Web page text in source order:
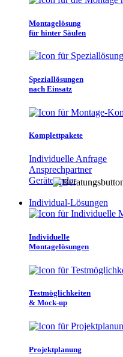
Montagelösung
für hinter Säulen
Speziallösungen
nach Einsatz
Komplettpakete
Individuelle Anfrage
Ansprechpartner
Gerätefinder
Individual-Lösungen
Individuelle
Montagelösungen
Testmöglichkeiten
& Mock-up
Projektplanung